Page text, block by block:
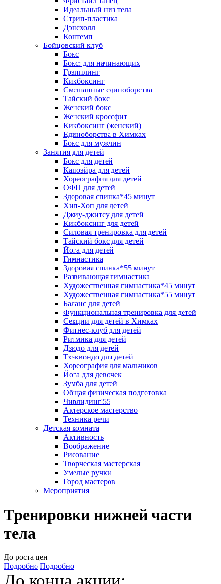
Идеальный низ тела
Стрип-пластика
Дэнсхолл
Контемп
Бойцовский клуб
Бокс
Бокс: для начинающих
Грэпплинг
Кикбоксинг
Смешанные единоборства
Тайский бокс
Женский бокс
Женский кроссфит
Кикбоксинг (женский)
Единоборства в Химках
Бокс для мужчин
Занятия для детей
Бокс для детей
Капоэйра для детей
Хореография для детей
ОФП для детей
Здоровая спинка*45 минут
Хип-Хоп для детей
Джиу-джитсу для детей
Кикбоксинг для детей
Силовая тренировка для детей
Тайский бокс для детей
Йога для детей
Гимнастика
Здоровая спинка*55 минут
Развивающая гимнастика
Художественная гимнастика*45 минут
Художественная гимнастика*55 минут
Баланс для детей
Функциональная тренировка для детей
Секции для детей в Химках
Фитнес-клуб для детей
Ритмика для детей
Дзюдо для детей
Тхэквондо для детей
Хореография для мальчиков
Йога для девочек
Зумба для детей
Общая физическая подготовка
Чирлидинг'55
Актерское мастерство
Техника речи
Детская комната
Активность
Воображение
Рисование
Творческая мастерская
Умелые ручки
Город мастеров
Мероприятия
Тренировки нижней части
тела
До роста цен
Подробно Подробно